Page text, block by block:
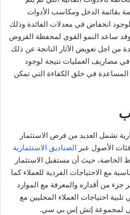
بقائمة الدخل ومكاسب الأدوات
انخفاض في معدلات الفائدة وذلك
الأول لعام 2020، وقد ساعد النمو القوي لمحفظة القروض
المساعدة من اجل تعويض الآثار الناتجة عن ذلك
مصاريف العمليات نتيجة لوجود
في خلق الكفاءة التي تمكن
تشمل العديد من فرص الاستثمار
الأصول عبر الصناديق الاستثمارية
الخاصة، حيث أن مستقبل الاستثمار
مع الاحتياجات الفردية للعملاء كما
جزء من أقداره والمعرفة مع الموارد
احتياجات العملاء المحليين مع
لمجموعة إتش إس بي سي.